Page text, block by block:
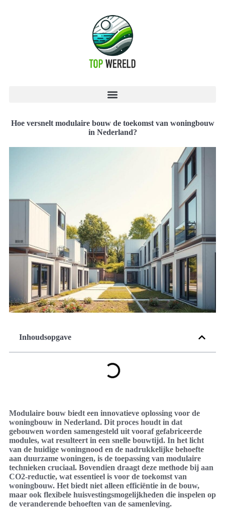
Hoe versnelt modulaire bouw de toekomst van woningbouw
in Nederland?
Inhoudsopgave
Modulaire bouw biedt een innovatieve oplossing voor de
woningbouw in Nederland. Dit proces houdt in dat
gebouwen worden samengesteld uit vooraf gefabriceerde
modules, wat resulteert in een snelle bouwtijd. In het licht
van de huidige woningnood en de nadrukkelijke behoefte
aan duurzame woningen, is de toepassing van modulaire
technieken cruciaal. Bovendien draagt deze methode bij aan
CO2-reductie, wat essentieel is voor de toekomst van
woningbouw. Het biedt niet alleen efficiëntie in de bouw,
maar ook flexibele huisvestingsmogelijkheden die inspelen op
de veranderende behoeften van de samenleving.